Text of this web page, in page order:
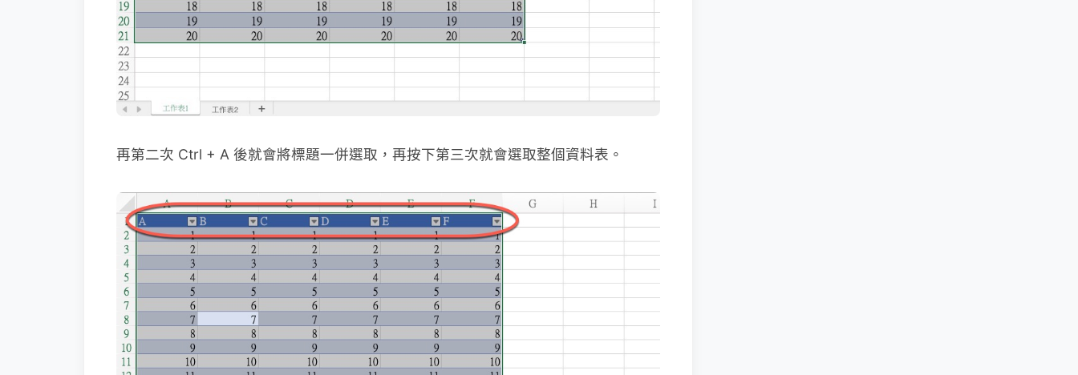
再第二次 Ctrl + A 後就會將標題一併選取，再按下第三次就會選取整個資料表。